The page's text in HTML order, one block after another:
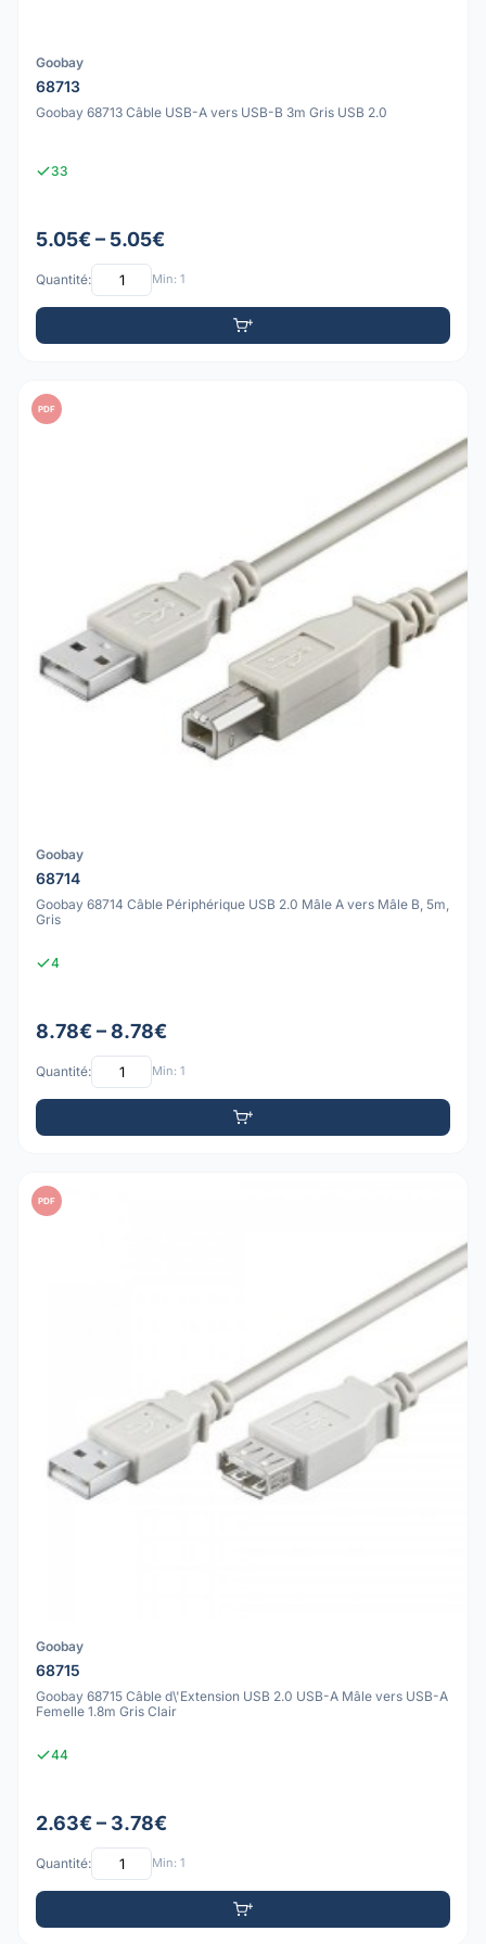
Goobay
68713
Goobay 68713 Câble USB-A vers USB-B 3m Gris USB 2.0
33
5.05€ – 5.05€
Quantité: Min: 1
PDF
Goobay
68714
Goobay 68714 Câble Périphérique USB 2.0 Mâle A vers Mâle B, 5m,
Gris
4
8.78€ – 8.78€
Quantité: Min: 1
PDF
Goobay
68715
Goobay 68715 Câble d\'Extension USB 2.0 USB-A Mâle vers USB-A
Femelle 1.8m Gris Clair
44
2.63€ – 3.78€
Quantité: Min: 1